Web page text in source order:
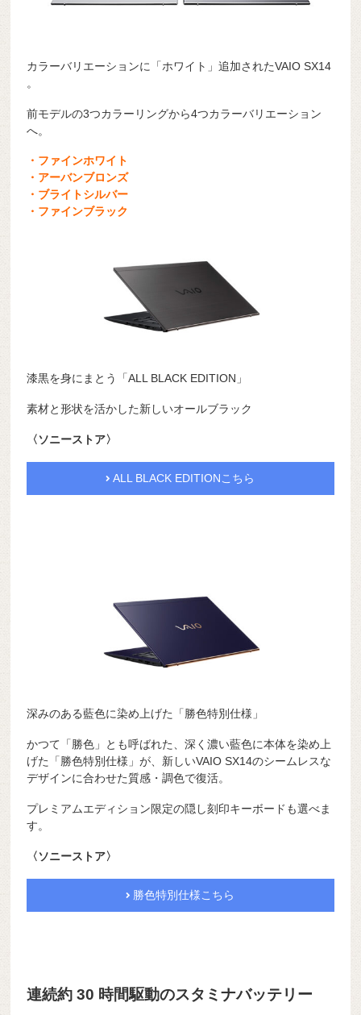
カラーバリエーションに「ホワイト」追加されたVAIO SX14
。
前モデルの3つカラーリングから4つカラーバリエーション
へ。
・ファインホワイト
・アーバンブロンズ
・ブライトシルバー
・ファインブラック
漆黒を身にまとう「ALL BLACK EDITION」
素材と形状を活かした新しいオールブラック
〈ソニーストア〉
ALL BLACK EDITIONこちら
深みのある藍色に染め上げた「勝色特別仕様」
かつて「勝色」とも呼ばれた、深く濃い藍色に本体を染め上
げた「勝色特別仕様」が、新しいVAIO SX14のシームレスな
デザインに合わせた質感・調色で復活。
プレミアムエディション限定の隠し刻印キーボードも選べま
す。
〈ソニーストア〉
勝色特別仕様こちら
連続約 30 時間駆動のスタミナバッテリー